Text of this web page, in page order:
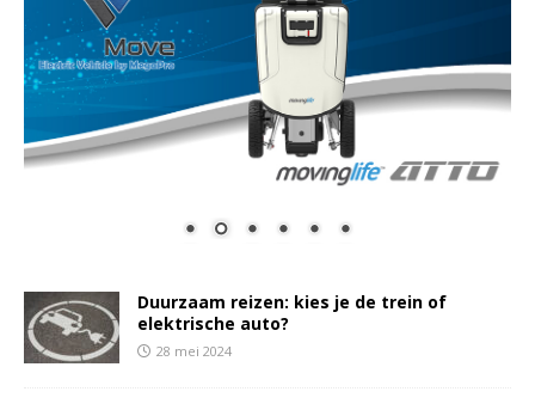
Duurzaam reizen: kies je de trein of
elektrische auto?
28 mei 2024